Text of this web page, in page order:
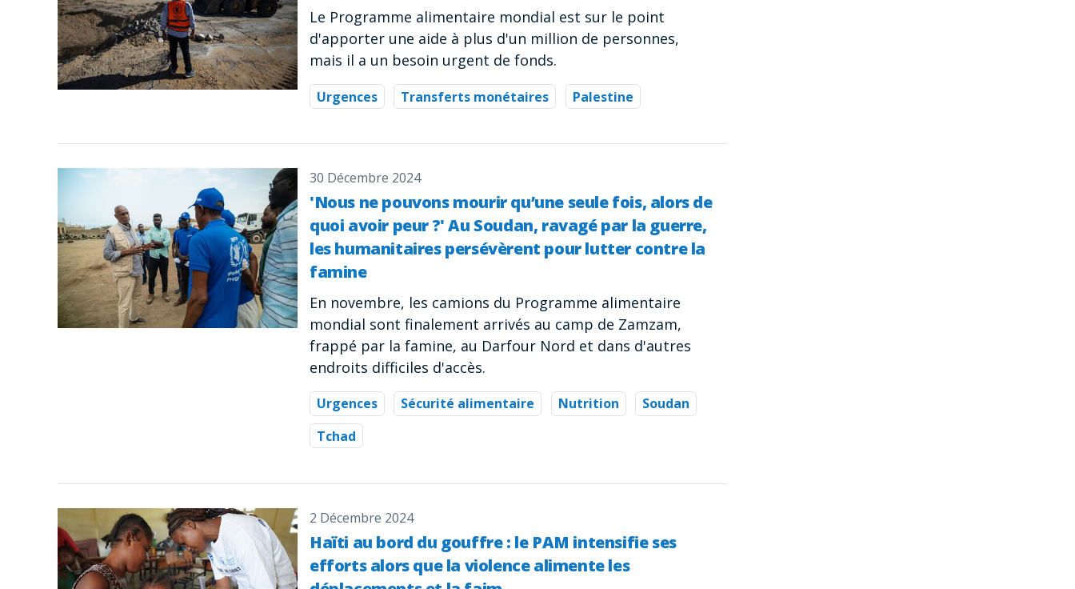
Le Programme alimentaire mondial est sur le point
d'apporter une aide à plus d'un million de personnes,
mais il a un besoin urgent de fonds.
Urgences Transferts monétaires Palestine
30 Décembre 2024
'Nous ne pouvons mourir qu’une seule fois, alors de
quoi avoir peur ?' Au Soudan, ravagé par la guerre,
les humanitaires persévèrent pour lutter contre la
famine
En novembre, les camions du Programme alimentaire
mondial sont finalement arrivés au camp de Zamzam,
frappé par la famine, au Darfour Nord et dans d'autres
endroits difficiles d'accès.
Urgences Sécurité alimentaire Nutrition
Soudan
Tchad
2 Décembre 2024
Haïti au bord du gouffre : le PAM intensifie ses
efforts alors que la violence alimente les